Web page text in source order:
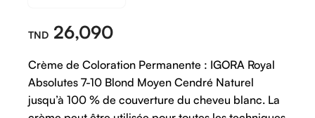
26,090
Crème de Coloration Permanente : IGORA Royal
Absolutes 7-10 Blond Moyen Cendré Naturel
jusqu’à 100 % de couverture du cheveu blanc. La